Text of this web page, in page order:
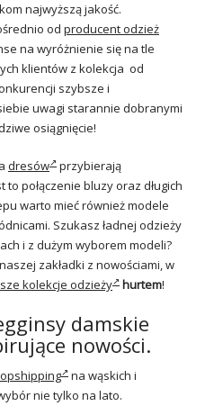
najwyższą jakość.
od producent odzież
na wyróżnienie się na tle
klientów z kolekcja od
szybsze i
uwagi starannie dobranymi
osiągnięcie!
dresów
przybierają
połączenie bluzy oraz długich
warto mieć również modele
Szukasz ładnej odzieży
i z dużym wyborem modeli?
zakładki z nowościami, w
kolekcje odzieży hurtem!
damskie
nowości.
na wąskich i
nie tylko na lato.